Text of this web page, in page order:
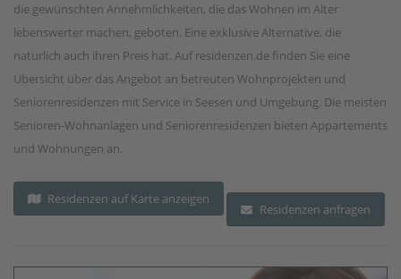
die gewünschten Annehmlichkeiten, die das Wohnen im Alter
lebenswerter machen, geboten. Eine exklusive Alternative, die
natürlich auch ihren Preis hat. Auf residenzen.de finden Sie eine
Übersicht über das Angebot an betreuten Wohnprojekten und
Seniorenresidenzen mit Service in Seesen und Umgebung. Die meisten
Senioren-Wohnanlagen und Seniorenresidenzen bieten Appartements
und Wohnungen an.
Residenzen auf Karte anzeigen
Residenzen anfragen